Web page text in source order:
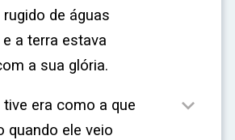
de águas
a terra estava
a sua glória.
tive era como a que
quando ele veio
